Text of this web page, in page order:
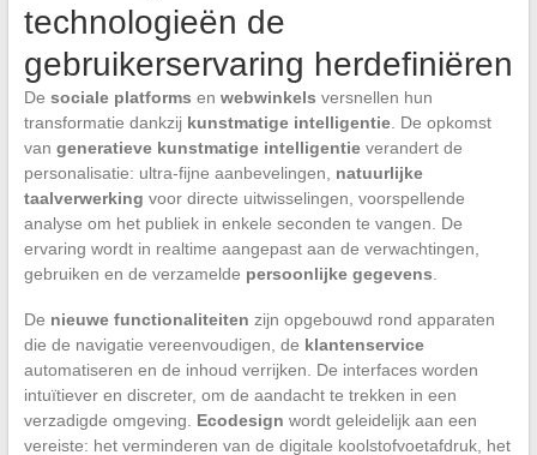
technologieën de
gebruikerservaring herdefiniëren
De sociale platforms en webwinkels versnellen hun
transformatie dankzij kunstmatige intelligentie. De opkomst
van generatieve kunstmatige intelligentieverandert de
personalisatie: ultra-fijne aanbevelingen, natuurlijke
taalverwerking voor directe uitwisselingen, voorspellende
analyse om het publiek in enkele seconden te vangen. De
ervaring wordt in realtime aangepast aan de verwachtingen,
gebruiken en de verzamelde persoonlijke gegevens
De nieuwe functionaliteiten zijn opgebouwd rond apparaten
die de navigatie vereenvoudigen, de klantenservice
automatiseren en de inhoud verrijken. De interfaces worden
intuïtiever en discreter, om de aandacht te trekken in een
verzadigde omgeving. Ecodesign wordt geleidelijk aan een
vereiste: het verminderen van de digitale koolstofvoetafdruk, het